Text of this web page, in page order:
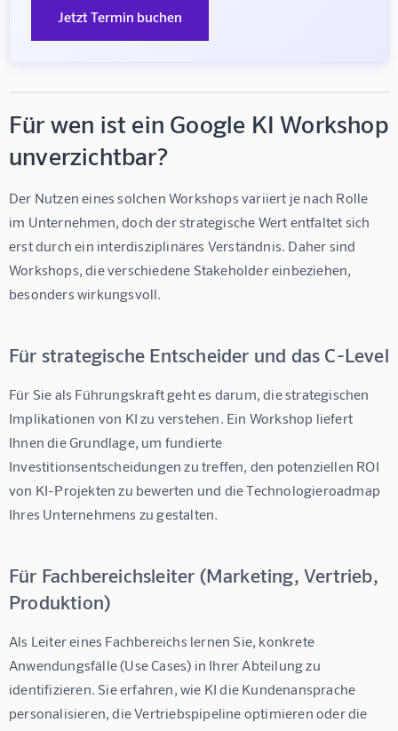
Jetzt Termin buchen
Für wen ist ein Google KI Workshop
unverzichtbar?
Der Nutzen eines solchen Workshops variiert je nach Rolle
im Unternehmen, doch der strategische Wert entfaltet sich
erst durch ein interdisziplinäres Verständnis. Daher sind
Workshops, die verschiedene Stakeholder einbeziehen,
besonders wirkungsvoll.
Für strategische Entscheider und das C-Level
Für Sie als Führungskraft geht es darum, die strategischen
Implikationen von KI zu verstehen. Ein Workshop liefert
Ihnen die Grundlage, um fundierte
Investitionsentscheidungen zu treffen, den potenziellen ROI
von KI-Projekten zu bewerten und die Technologieroadmap
Ihres Unternehmens zu gestalten.
Für Fachbereichsleiter (Marketing, Vertrieb,
Produktion)
Als Leiter eines Fachbereichs lernen Sie, konkrete
Anwendungsfälle (Use Cases) in Ihrer Abteilung zu
identifizieren. Sie erfahren, wie KI die Kundenansprache
personalisieren, die Vertriebspipeline optimieren oder die